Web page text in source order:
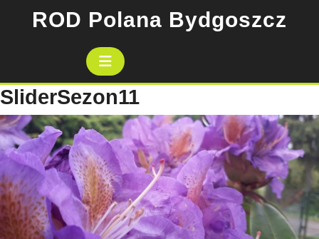
ROD Polana Bydgoszcz
Open
Button
SliderSezon11